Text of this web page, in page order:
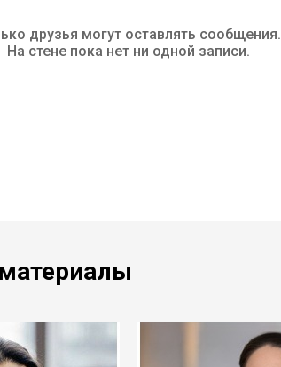
друзья могут оставлять сообщения.
На стене пока нет ни одной записи.